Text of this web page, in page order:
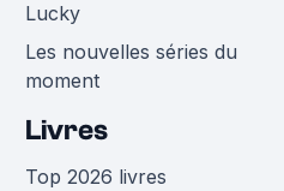
Lucky
Les nouvelles séries du
moment
Livres
Top 2026 livres